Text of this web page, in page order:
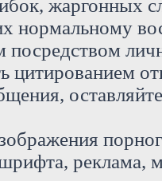
жаргонных
нормальному
посредством
цитированием
реклама,